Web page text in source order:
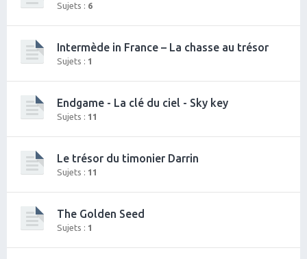
Sujets : 6
Intermède in France – La chasse au trésor
Sujets : 1
Endgame - La clé du ciel - Sky key
Sujets : 11
Le trésor du timonier Darrin
Sujets : 11
The Golden Seed
Sujets : 1